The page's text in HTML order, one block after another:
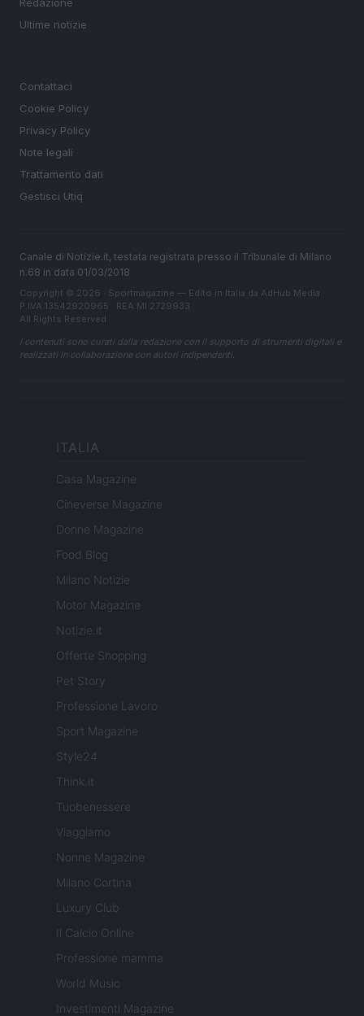
Ultime notizie
Contattaci
Cookie Policy
Privacy Policy
Note legali
Trattamento dati
Gestisci Utiq
Canale di Notizie.it, testata registrata presso il Tribunale di Milano
n.68 in data 01/03/2018
Copyright © 2026 · Sportmagazine — Edito in Italia da AdHub Media
P.IVA 13542920965 · REA MI 2729933
All Rights Reserved
I contenuti sono curati dalla redazione con il supporto di strumenti digitali e
realizzati in collaborazione con autori indipendenti.
ITALIA
Casa Magazine
Cineverse Magazine
Donne Magazine
Food Blog
Milano Notizie
Motor Magazine
Notizie.it
Offerte Shopping
Pet Story
Professione Lavoro
Sport Magazine
Style24
Think.it
Tuobenessere
Viaggiamo
Nonne Magazine
Milano Cortina
Luxury Club
Il Calcio Online
Professione mamma
World Music
Investimenti Magazine